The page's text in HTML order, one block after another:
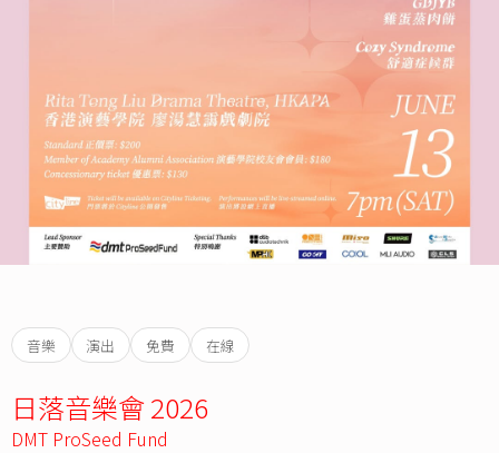
音樂 演出 免費 在線
日落音樂會 2026
DMT ProSeed Fund